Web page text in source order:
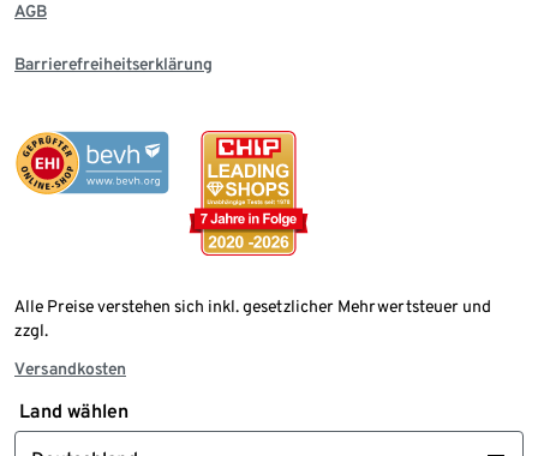
AGB
Barrierefreiheitserklärung
Alle Preise verstehen sich inkl. gesetzlicher Mehrwertsteuer und
zzgl.
Versandkosten
Land wählen